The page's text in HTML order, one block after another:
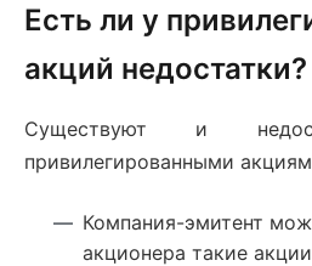
Есть ли у
акций недостатки?
Существуют и
привилегированными
Компания-эмитент
акционера такие